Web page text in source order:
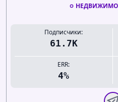
Подписчики:
61.7K
ERR:
4%